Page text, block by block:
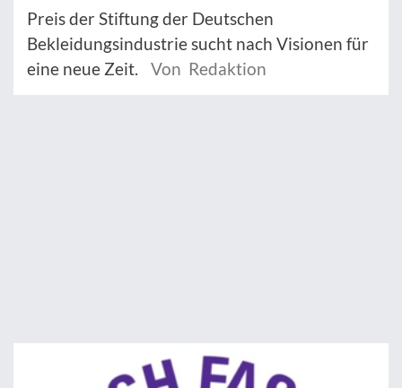
Preis der Stiftung der Deutschen
Bekleidungsindustrie sucht nach Visionen für
eine neue Zeit.
Von Redaktion